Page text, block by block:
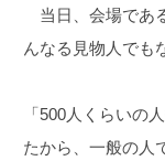
当日、会場であ
んなる見物人でも
「500人くらいの
たから、一般の人